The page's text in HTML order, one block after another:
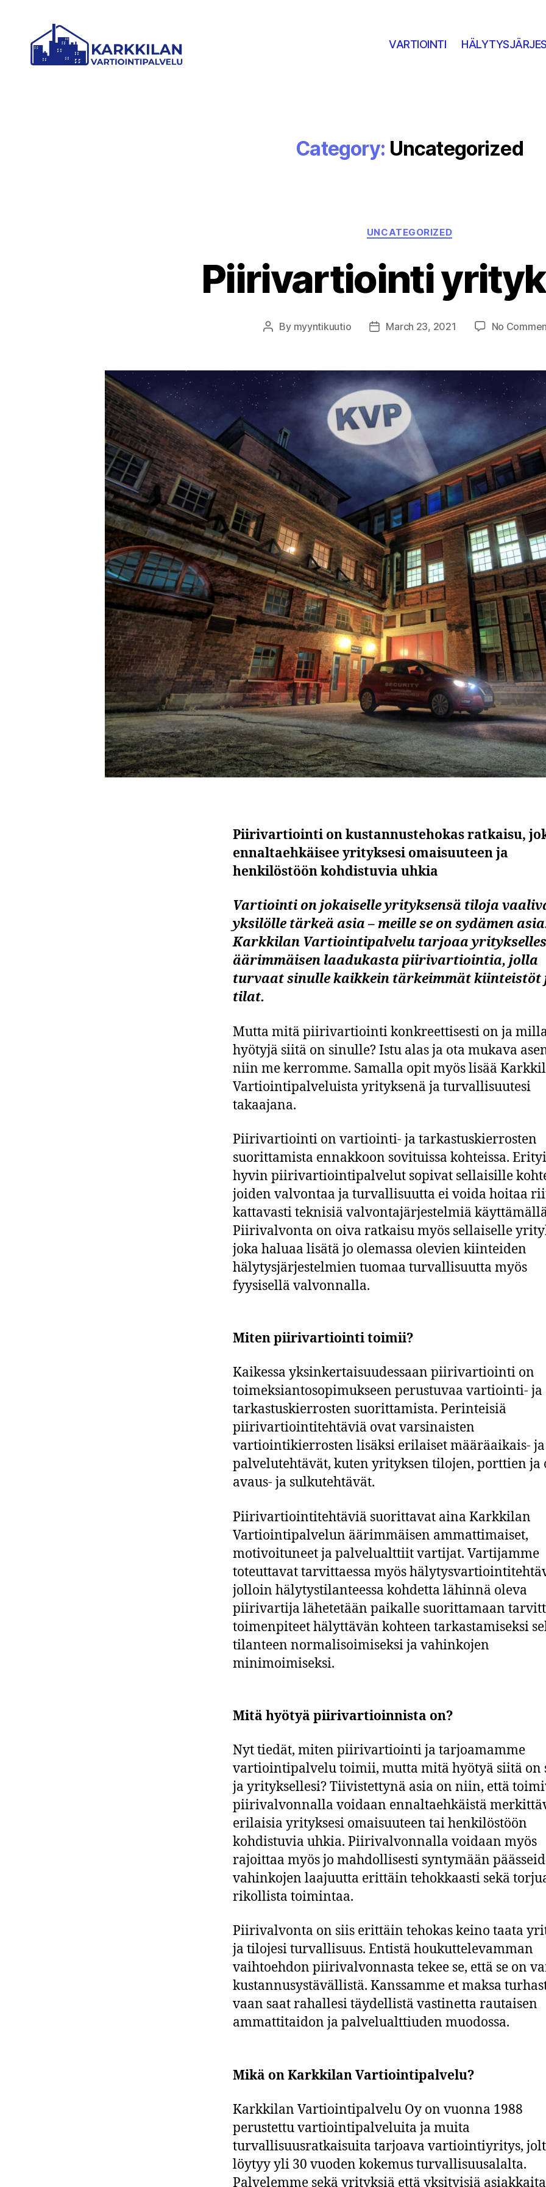
VARTIOINTI
Category: Uncategorized
Categories
UNCATEGORIZED
Piirivartiointi
Post
By myyntikuutio
PostMarch 23, 2021 No
Piirivartiointi on kustannustehokas ratkaisu,
ennaltaehkäisee yrityksesi omaisuuteen ja
henkilöstöön kohdistuvia uhkia
Vartiointi on jokaiselle yrityksensä tiloja
yksilölle tärkeä asia – meille se on sydämen
Karkkilan Vartiointipalvelu tarjoaa
äärimmäisen laadukasta piirivartiointia, jolla
turvaat sinulle kaikkein tärkeimmät kiinteistöt
tilat.
Mutta mitä piirivartiointi konkreettisesti on ja
hyötyjä siitä on sinulle? Istu alas ja ota mukava
niin me kerromme. Samalla opit myös lisää
Vartiointipalveluista yrityksenä ja turvallisuutesi
takaajana.
Piirivartiointi on vartiointi- ja tarkastuskierrosten
suorittamista ennakkoon sovituissa kohteissa.
hyvin piirivartiointipalvelut sopivat sellaisille
joiden valvontaa ja turvallisuutta ei voida hoitaa
kattavasti teknisiä valvontajärjestelmiä
Piirivalvonta on oiva ratkaisu myös sellaiselle
joka haluaa lisätä jo olemassa olevien kiinteiden
hälytysjärjestelmien tuomaa turvallisuutta myös
fyysisellä valvonnalla.
Miten piirivartiointi toimii?
Kaikessa yksinkertaisuudessaan piirivartiointi on
toimeksiantosopimukseen perustuvaa vartiointi- ja
tarkastuskierrosten suorittamista. Perinteisiä
piirivartiointitehtäviä ovat varsinaisten
vartiointikierrosten lisäksi erilaiset määräaikais- ja
palvelutehtävät, kuten yrityksen tilojen, porttien ja
avaus- ja sulkutehtävät.
Piirivartiointitehtäviä suorittavat aina Karkkilan
Vartiointipalvelun äärimmäisen ammattimaiset,
motivoituneet ja palvelualttiit vartijat. Vartijamme
toteuttavat tarvittaessa myös
jolloin hälytystilanteessa kohdetta lähinnä oleva
piirivartija lähetetään paikalle suorittamaan
toimenpiteet hälyttävän kohteen tarkastamiseksi
tilanteen normalisoimiseksi ja vahinkojen
minimoimiseksi.
Mitä hyötyä piirivartioinnista on?
Nyt tiedät, miten piirivartiointi ja tarjoamamme
vartiointipalvelu toimii, mutta mitä hyötyä siitä on
ja yrityksellesi? Tiivistettynä asia on niin, että
piirivalvonnalla voidaan ennaltaehkäistä
erilaisia yrityksesi omaisuuteen tai henkilöstöön
kohdistuvia uhkia. Piirivalvonnalla voidaan myös
rajoittaa myös jo mahdollisesti syntymään
vahinkojen laajuutta erittäin tehokkaasti sekä
rikollista toimintaa.
Piirivalvonta on siis erittäin tehokas keino taata
ja tilojesi turvallisuus. Entistä houkuttelevamman
vaihtoehdon piirivalvonnasta tekee se, että se on
kustannusystävällistä. Kanssamme et maksa
vaan saat rahallesi täydellistä vastinetta rautaisen
ammattitaidon ja palvelualttiuden muodossa.
Mikä on Karkkilan Vartiointipalvelu?
Karkkilan Vartiointipalvelu Oy on vuonna 1988
perustettu vartiointipalveluita ja muita
turvallisuusratkaisuita tarjoava vartiointiyritys,
löytyy yli 30 vuoden kokemus turvallisuusalalta.
Palvelemme sekä yrityksiä että yksityisiä